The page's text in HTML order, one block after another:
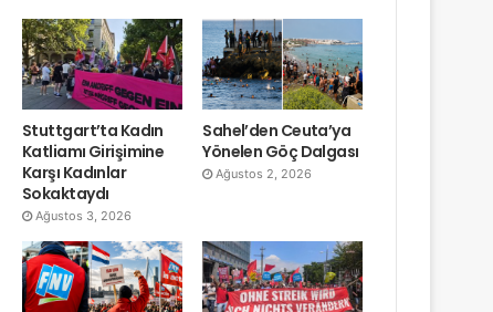
Stuttgart’ta Kadın
Katliamı Girişimine
Karşı Kadınlar
Sokaktaydı
Ağustos 3, 2026
Sahel’den Ceuta’ya
Yönelen Göç Dalgası
Ağustos 2, 2026